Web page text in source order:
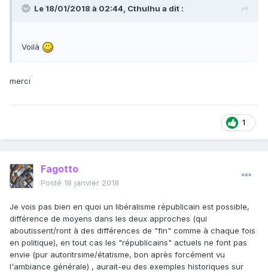
Le 18/01/2018 à 02:44, Cthulhu a dit :
Voilà
merci
1
Fagotto
Posté 18 janvier 2018
Je vois pas bien en quoi un libéralisme républicain est possible,
différence de moyens dans les deux approches (qui
aboutissent/ront à des différences de "fin" comme à chaque fois
en politique), en tout cas les "républicains" actuels ne font pas
envie (pur autoritrsime/étatisme, bon après forcément vu
l'ambiance générale) , aurait-eu des exemples historiques sur